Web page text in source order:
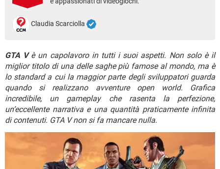
TIKTOK FACEBOOK
HARDWARE
Claudia Scarciolla
GTA Vè un capolavoro in tutti i suoi aspetti. Non solo è il
miglior titolo di una delle saghe più famose al mondo, ma è
lo standard a cui la maggior parte degli sviluppatori guarda
quando si realizzano avventure open world. Grafica
incredibile, un gameplay che rasenta la perfezione,
un’eccellente narrativa e una quantità praticamente infinita
di contenuti. GTA V non si fa mancare nulla.